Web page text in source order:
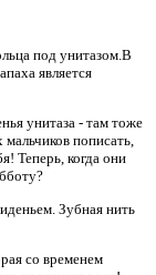
под унитазом.В
является
унитаза - там тоже
пописать,
Теперь, когда они
Зубная нить
со временем